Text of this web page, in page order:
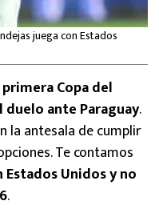
juega con Estados
Copa del
ante Paraguay.
la antesala de cumplir
Te contamos
Unidos y no
.